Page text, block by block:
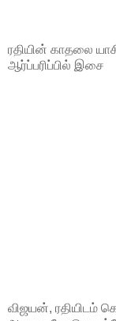
ரதியின் காதலை
ஆர்ப்பரிப்பில் இசை
விஜயன், ரதியிடம்